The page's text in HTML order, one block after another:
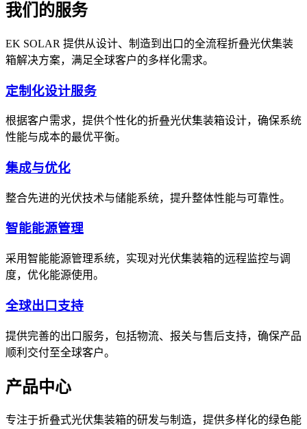
我们的服务
EK SOLAR 提供从设计、制造到出口的全流程折叠光伏集装
箱解决方案，满足全球客户的多样化需求。
定制化设计服务
根据客户需求，提供个性化的折叠光伏集装箱设计，确保系统
性能与成本的最优平衡。
集成与优化
整合先进的光伏技术与储能系统，提升整体性能与可靠性。
智能能源管理
采用智能能源管理系统，实现对光伏集装箱的远程监控与调
度，优化能源使用。
全球出口支持
提供完善的出口服务，包括物流、报关与售后支持，确保产品
顺利交付至全球客户。
产品中心
专注于折叠式光伏集装箱的研发与制造，提供多样化的绿色能